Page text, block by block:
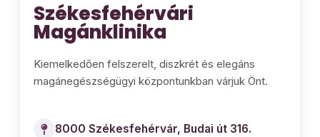
Székesfehérvári
Magánklinika
Kiemelkedően felszerelt, diszkrét és elegáns
magánegészségügyi központunkban várjuk Önt.
8000 Székesfehérvár, Budai út 316.